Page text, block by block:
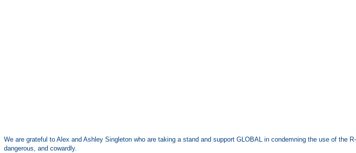
We are grateful to Alex and Ashley Singleton who are taking a stand and support GLOBAL in condemning the use of
dangerous, and cowardly.